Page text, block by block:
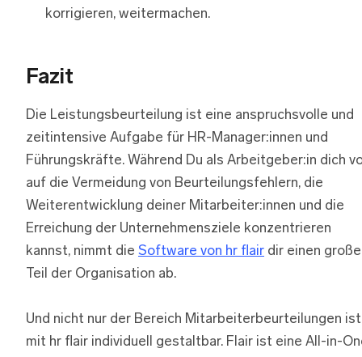
korrigieren, weitermachen.
Fazit
Die Leistungsbeurteilung ist eine anspruchsvolle und
zeitintensive Aufgabe für HR-Manager:innen und
Führungskräfte. Während Du als Arbeitgeber:in dich
auf die Vermeidung von Beurteilungsfehlern, die
Weiterentwicklung deiner Mitarbeiter:innen und die
Erreichung der Unternehmensziele konzentrieren
kannst, nimmt die Software von hr flair dir einen
Teil der Organisation ab.
Und nicht nur der Bereich Mitarbeiterbeurteilungen ist
mit hr flair individuell gestaltbar. Flair ist eine All-in-